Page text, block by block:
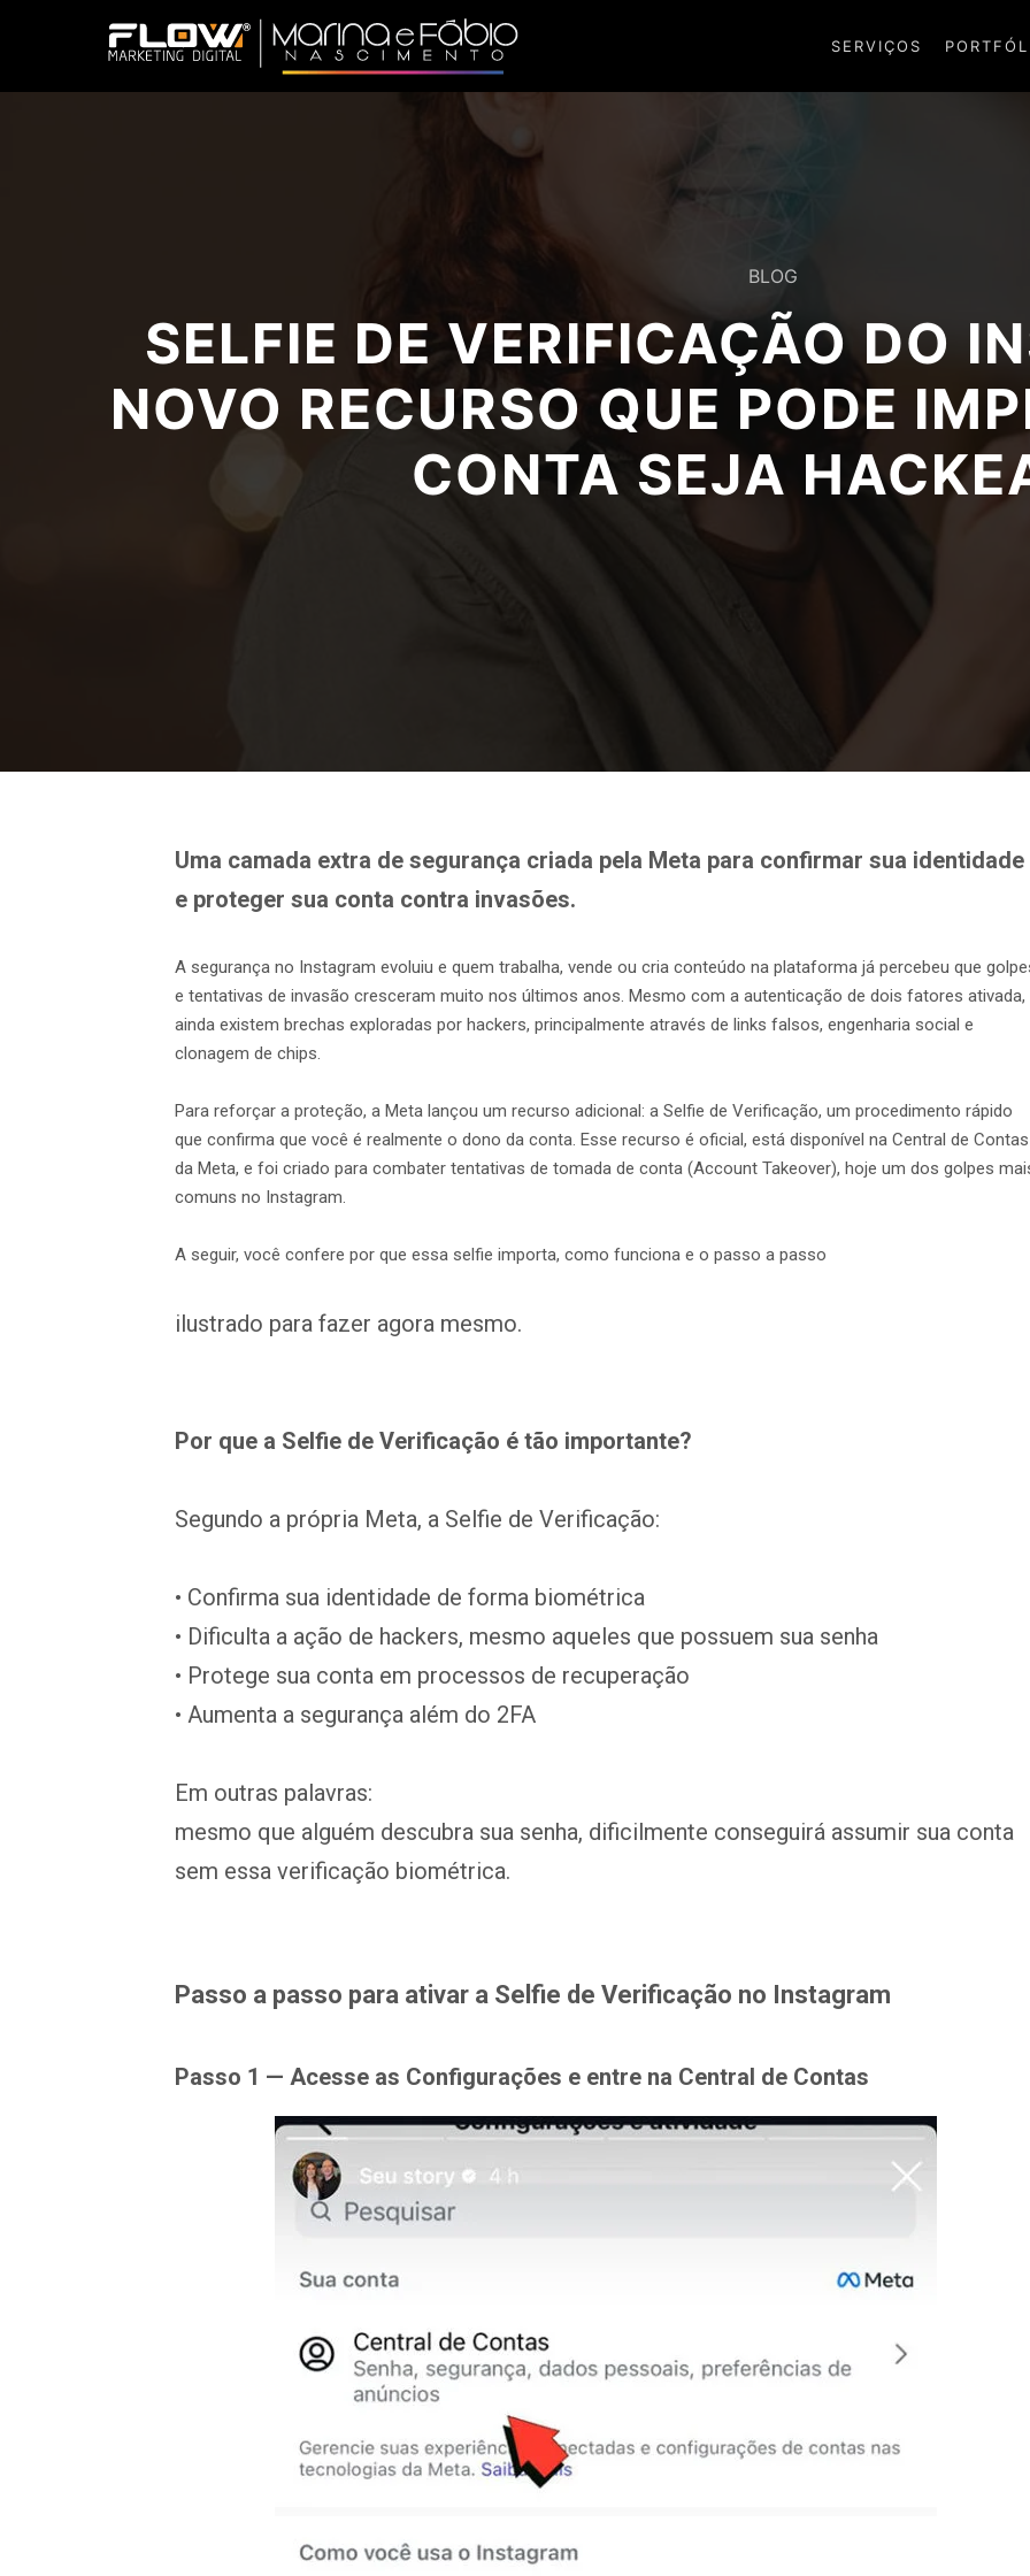
SERVIÇOS
BLOG
SELFIE DE VERIFICAÇÃO DO
NOVO RECURSO QUE PODE
CONTA SEJA
Uma camada extra de segurança criada pela Meta para confirmar sua identidade
e proteger sua conta contra invasões.
A segurança no Instagram evoluiu e quem trabalha, vende ou cria conteúdo na plataforma já percebeu que
e tentativas de invasão cresceram muito nos últimos anos. Mesmo com a autenticação de dois fatores ativada,
ainda existem brechas exploradas por hackers, principalmente através de links falsos, engenharia social e
clonagem de chips.
Para reforçar a proteção, a Meta lançou um recurso adicional: a Selfie de Verificação, um procedimento rápido
que confirma que você é realmente o dono da conta. Esse recurso é oficial, está disponível na Central de Contas
da Meta, e foi criado para combater tentativas de tomada de conta (Account Takeover), hoje um dos golpes
comuns no Instagram.
A seguir, você confere por que essa selfie importa, como funciona e o passo a passo
ilustrado para fazer agora mesmo.
Por que a Selfie de Verificação é tão importante?
Segundo a própria Meta, a Selfie de Verificação:
• Confirma sua identidade de forma biométrica
• Dificulta a ação de hackers, mesmo aqueles que possuem sua senha
• Protege sua conta em processos de recuperação
• Aumenta a segurança além do 2FA
Em outras palavras:
mesmo que alguém descubra sua senha, dificilmente conseguirá assumir sua conta
sem essa verificação biométrica.
Passo a passo para ativar a Selfie de Verificação no Instagram
Passo 1 — Acesse as Configurações e entre na Central de Contas